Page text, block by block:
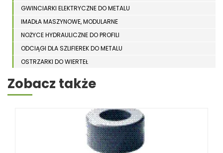
GWINCIARKI ELEKTRYCZNE DO METALU
IMADŁA MASZYNOWE, MODULARNE
NOŻYCE HYDRAULICZNE DO PROFILI
ODCIĄGI DLA SZLIFIEREK DO METALU
OSTRZARKI DO WIERTEŁ
PIŁY TAŚMOWE DO METALU
PRASY DO OBRÓBKI PLASTYCZNEJ METALU
Zobacz także